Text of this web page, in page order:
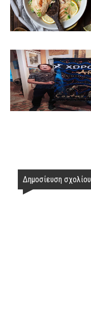
Δημοσίευση σχολίου